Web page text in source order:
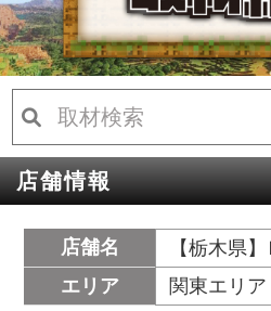
店舗情報
店舗名
【栃木県
エリア
関東エリア